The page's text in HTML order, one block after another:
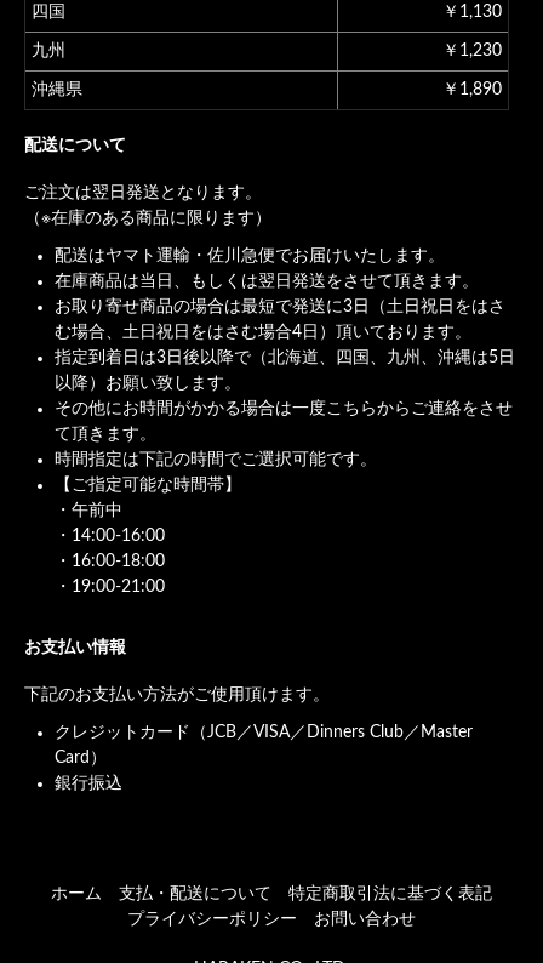
四国 ￥1,130
九州 ￥1,230
沖縄県 ￥1,890
配送について
ご注文は翌日発送となります。
（※在庫のある商品に限ります）
配送はヤマト運輸・佐川急便でお届けいたします。
在庫商品は当日、もしくは翌日発送をさせて頂きます。
お取り寄せ商品の場合は最短で発送に3日（土日祝日をはさ
む場合、土日祝日をはさむ場合4日）頂いております。
指定到着日は3日後以降で（北海道、四国、九州、沖縄は5日
以降）お願い致します。
その他にお時間がかかる場合は一度こちらからご連絡をさせ
て頂きます。
時間指定は下記の時間でご選択可能です。
【ご指定可能な時間帯】
・午前中
・14:00-16:00
・16:00-18:00
・19:00-21:00
お支払い情報
下記のお支払い方法がご使用頂けます。
クレジットカード（JCB／VISA／Dinners Club／Master
Card）
銀行振込
ホーム 支払・配送について
特定商取引法に基づく表記
プライバシーポリシー
お問い合わせ